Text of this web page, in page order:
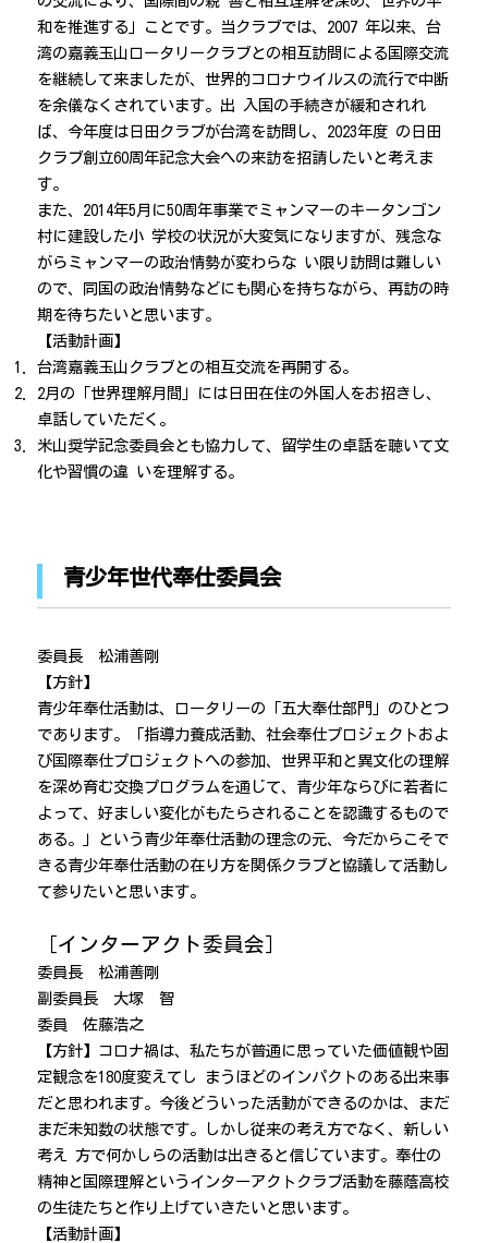
和を推進する」ことです。 当 クラブでは、 2007 年以来、台
湾の嘉義玉山ロー タリークラブとの相互訪問 に よる国際交流
を継続し て来ましたが、 世界的コロ ナウイルスの流行で中断
を余儀なく されています。 出 入国の手続きが緩和されれ
ば、 今年度は日 田ク ラブが台湾を訪問し 、 2023年度 の日田
ク ラブ創 立60周年記念大会への来訪を招請したいと考えま
す。
また、 2014年5月に50周年事業でミャンマーのキータンゴン
村に建設した小 学校の状況が大変気になり ますが、残念な
がら ミャ ンマーの政治情勢が変わらな い限り訪問は難しい
ので、 同国の政治情勢などにも関心を持ちながら、再訪の時
期を待ちたいと思います。
【活動計画】
台湾嘉義玉山クラブとの相互交流を再開する。
2月の 「世界理解月間」には 日 田在住の外国人をお招き し 、
卓話していただく。
米山奨学記念委員会とも協力し て、 留学生の卓話を聴いて文
化や習慣の違 いを理解する。
青少年世代奉仕委員会
委員長 松浦善剛
【方針】
青少年奉仕活動は、ロータリーの「五大奉仕部門」のひとつ
であります。「指導力養成活動、社会奉仕プロジェクトおよ
び国際奉仕プロジェクトへの参加、世界平和と異文化の理解
を深め育む交換プログラムを通じて、青少年ならびに若者に
よって、好ましい変化がもたらされることを認識するもので
ある。」という青少年奉仕活動の理念の元、今だからこそで
きる青少年奉仕活動の在り方を関係クラブと協議して活動し
て参りたいと思います。
［インターアクト委員会］
委員長 松浦善剛
副委員長 大塚 智
委員 佐藤浩之
【方針】
コロナ禍は、私たちが普通に思っていた価値観や固
定観念を180度変えてし まう ほどのインパクト のある出来事
だと思われます。 今後どう いった活動ができ るのかは、
まだ
まだ未知数の状態です。 し かし従来の考え方でなく 、 新し い
考え 方で何かしらの活動は出きると信じています。 奉仕の
精神と国 際理解というインターアクトクラ ブ活動を藤蔭高校
の生徒たちと作り上げていきたいと思います。
【活動計画】